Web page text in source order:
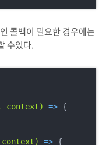
콜백이 필요한 경우에는
수있다.
context) => {
=> {